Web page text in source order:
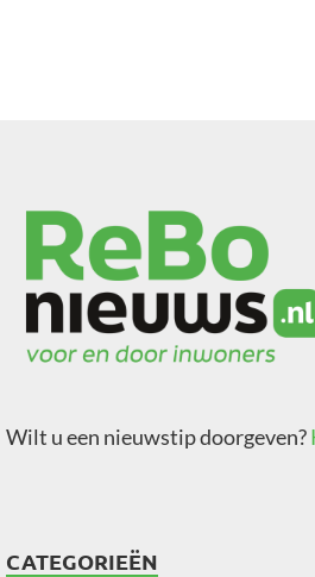
Wilt u een nieuwstip doorgeven?
CATEGORIEËN